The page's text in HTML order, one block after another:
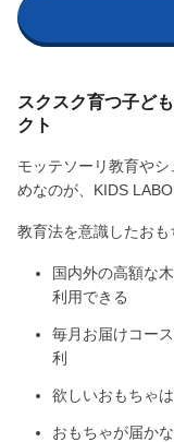
スクスク育つ子ど
クト
モッテソーリ教育や
めなのが、KIDS
教育法を意識したおも
国内外の高額な
利用できる
毎月お届けコー
利
欲しいおもちゃ
おもちゃが届か